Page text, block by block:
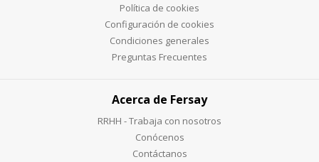
Política de cookies
Configuración de cookies
Condiciones generales
Preguntas Frecuentes
Acerca de Fersay
RRHH - Trabaja con nosotros
Conócenos
Contáctanos